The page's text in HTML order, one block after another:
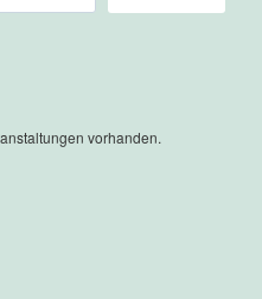
vorhanden.